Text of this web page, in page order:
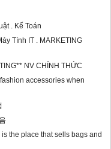
. Kế Toán
Tính IT . MARKETING
NV CHÍNH THỨC
accessories when
the place that sells bags and